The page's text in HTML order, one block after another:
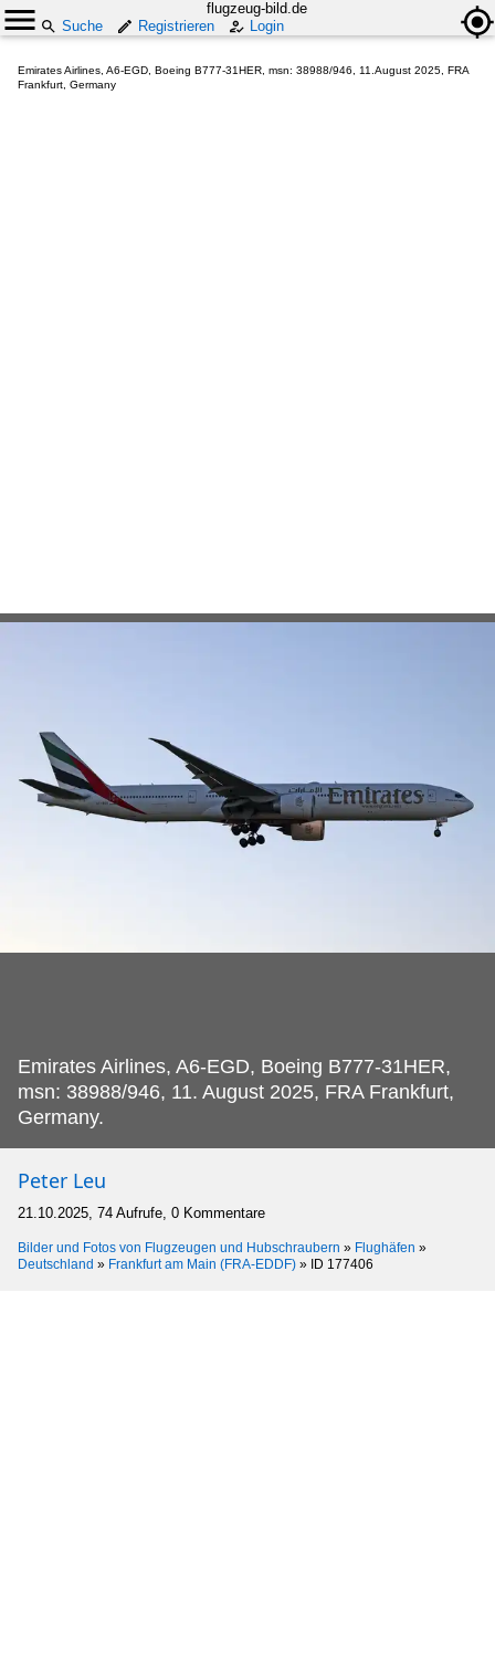
flugzeug-bild.de
Suche
Registrieren Login
Emirates Airlines, A6-EGD, Boeing B777-31HER, msn: 38988/946, 11.August 2025, FRA
Frankfurt, Germany
Emirates Airlines, A6-EGD, Boeing B777-31HER,
msn: 38988/946, 11. August 2025, FRA Frankfurt,
Germany.
Peter Leu
21.10.2025, 74 Aufrufe, 0 Kommentare
Bilder und Fotos von Flugzeugen und Hubschraubern » Flughäfen »
Deutschland » Frankfurt am Main (FRA-EDDF) » ID 177406